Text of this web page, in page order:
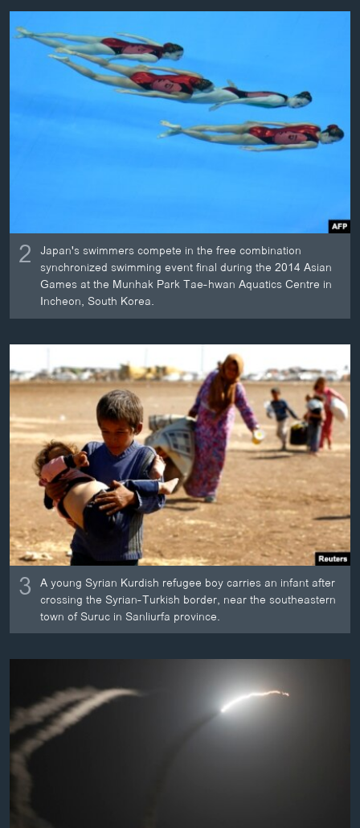
ພາສາຕ່າງໆ
2 Japan's swimmers compete in the free combination
synchronized swimming event final during the 2014 Asian
Games at the Munhak Park Tae-hwan Aquatics Centre in
Incheon, South Korea.
3 A young Syrian Kurdish refugee boy carries an infant after
crossing the Syrian-Turkish border, near the southeastern
town of Suruc in Sanliurfa province.